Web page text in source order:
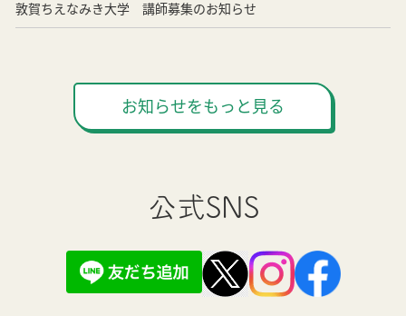
敦賀ちえなみき大学 講師募集のお知らせ
お知らせをもっと見る
公式SNS